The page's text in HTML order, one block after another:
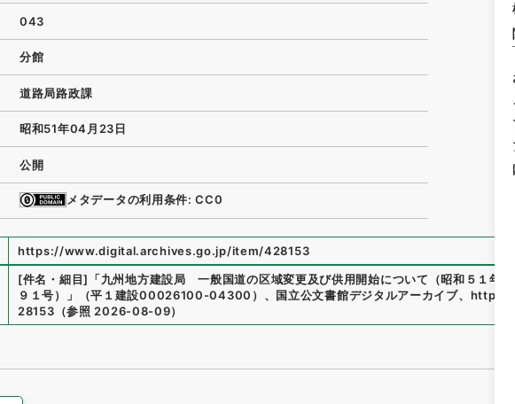
043
分館
道路局路政課
昭和51年04月23日
公開
メタデータの利用条件: CC0
https://www.digital.archives.go.jp/item/428153
[件名・細目] 「九州地方建設局 一般国道の区域変更及び供用開始について（昭和５１年４
９１号）
」 （平１建設00026100-04300 ） 、 国立公文書館デジタルアーカイブ、
28153 （参照 2026-08-09）